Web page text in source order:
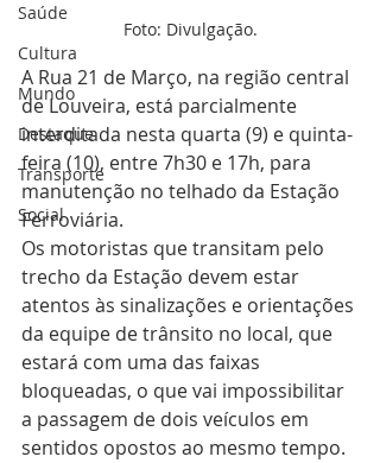
Saúde
Cultura
Mundo
Destaque
Transporte
Social
Foto: Divulgação.
A Rua 21 de Março, na região central
de Louveira, está parcialmente
interditada nesta quarta (9) e quinta-
feira (10), entre 7h30 e 17h, para
manutenção no telhado da Estação
Ferroviária.
Os motoristas que transitam pelo
trecho da Estação devem estar
atentos às sinalizações e orientações
da equipe de trânsito no local, que
estará com uma das faixas
bloqueadas, o que vai impossibilitar
a passagem de dois veículos em
sentidos opostos ao mesmo tempo.